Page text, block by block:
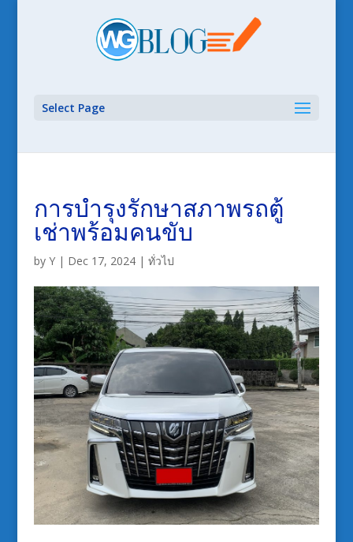
Select Page
การบำรุงรักษาสภาพรถตู้
เช่าพร้อมคนขับ
by Y| Dec 17, 2024| ทั่วไป